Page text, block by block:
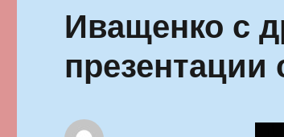
Иващенко с
презентации